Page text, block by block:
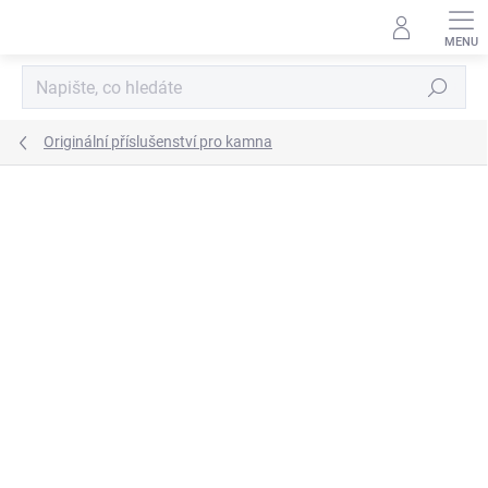
Hledat
Originální příslušenství pro kamna